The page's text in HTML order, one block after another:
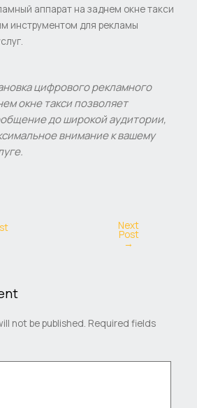
аппарат на заднем окне такси
инструментом для рекламы
цифрового рекламного
окне такси позволяет
до широкой аудитории,
внимание к вашему
Next
Post
→
not be published. Required fields